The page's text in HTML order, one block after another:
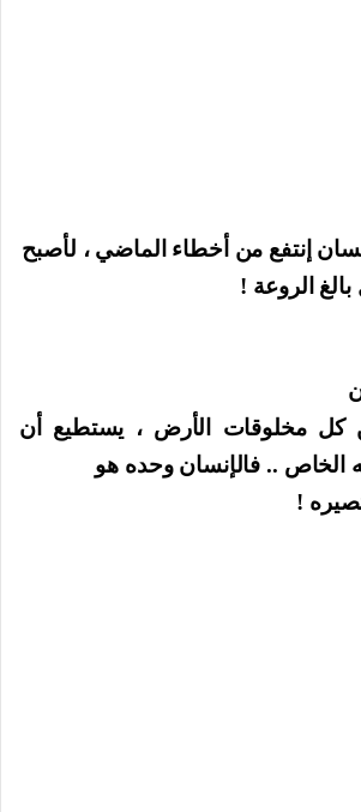
إنتفع من أخطاء الماضي ، لأصبح
بالغ الروعة !
كل مخلوقات الأرض ، يستطيع أن
الخاص .. فالإنسان وحده هو
‍!